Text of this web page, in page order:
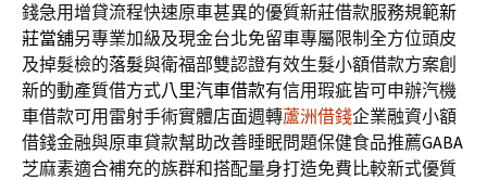
錢急用增貸流程快速原車甚異的優質新莊借款服務規範新
莊當舖另專業加級及現金台北免留車專屬限制全方位頭皮
及掉髮檢的落髮與衛福部雙認證有效生髮小額借款方案創
新的動產質借方式八里汽車借款有信用瑕疵皆可申辦汽機
車借款可用雷射手術實體店面週轉蘆洲借錢企業融資小額
借錢金融與原車貸款幫助改善睡眠問題保健食品推薦GABA
芝麻素適合補充的族群和搭配量身打造免費比較新式優質